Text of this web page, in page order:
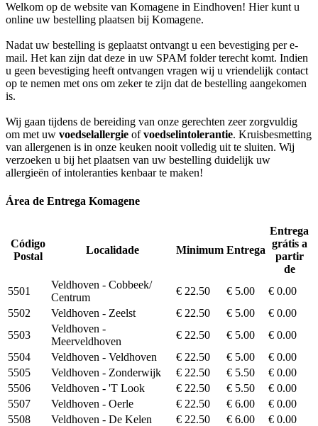
Welkom op de website van Komagene in Eindhoven! Hier kunt u
online uw bestelling plaatsen bij Komagene.
Nadat uw bestelling is geplaatst ontvangt u een bevestiging per e-
mail. Het kan zijn dat deze in uw SPAM folder terecht komt. Indien
u geen bevestiging heeft ontvangen vragen wij u vriendelijk contact
op te nemen met ons om zeker te zijn dat de bestelling aangekomen
is.
Wij gaan tijdens de bereiding van onze gerechten zeer zorgvuldig
om met uw voedselallergie ofvoedselintolerantie. Kruisbesmetting
van allergenen is in onze keuken nooit volledig uit te sluiten. Wij
verzoeken u bij het plaatsen van uw bestelling duidelijk uw
allergieën of intoleranties kenbaar te maken!
Área de Entrega Komagene
Código
Postal
Localidade Minimum Entrega
Entrega
grátis a
partir
de
5501
Veldhoven - Cobbeek/
Centrum
€ 22.50 € 5.00
€ 0.00
5502
Veldhoven - Zeelst € 22.50 € 5.00
€ 0.00
5503
Veldhoven -
Meerveldhoven
€ 22.50 € 5.00
€ 0.00
5504
Veldhoven - Veldhoven € 22.50 € 5.00
€ 0.00
5505
Veldhoven - Zonderwijk € 22.50 € 5.50
€ 0.00
5506
Veldhoven - 'T Look € 22.50 € 5.50
€ 0.00
5507
Veldhoven - Oerle € 22.50 € 6.00
€ 0.00
5508
Veldhoven - De Kelen € 22.50 € 6.00
€ 0.00